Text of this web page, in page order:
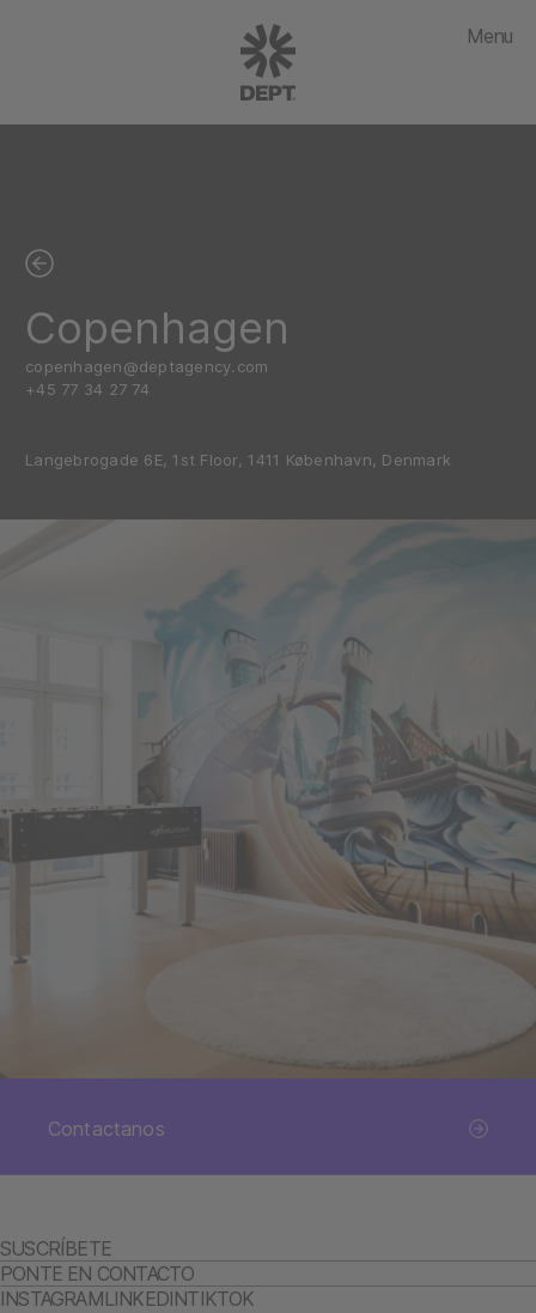
Menu
Copenhagen
copenhagen@deptagency.com
+45 77 34 27 74
Langebrogade 6E, 1st Floor, 1411 København, Denmark
Contactanos
SUSCRÍBETE
PONTE EN CONTACTO
INSTAGRAMLINKEDINTIKTOK